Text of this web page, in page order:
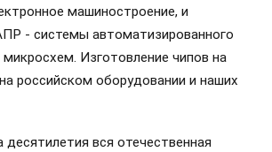
машиностроение, и
- системы автоматизированного
Изготовление чипов на
российском оборудовании и наших
десятилетия вся отечественная